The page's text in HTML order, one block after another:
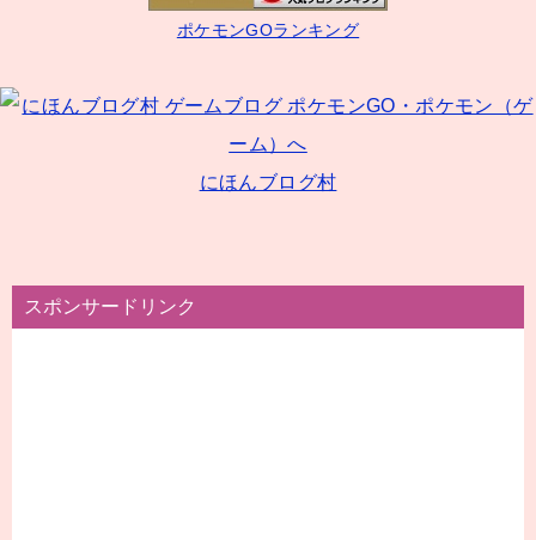
ポケモンGOランキング
にほんブログ村
スポンサードリンク